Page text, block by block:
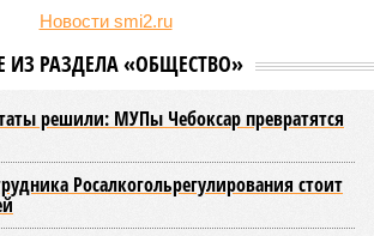
Новости smi2.ru
ИЗ РАЗДЕЛА «ОБЩЕСТВО»
решили: МУПы Чебоксар превратятся
Росалкогольрегулирования стоит